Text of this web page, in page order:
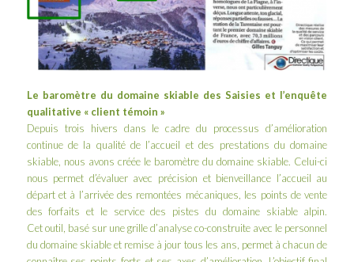
Le baromètre du domaine skiable des Saisies et l’enquête
qualitative « client témoin »
Depuis trois hivers dans le cadre du processus d’amélioration
continue de la qualité de l’accueil et des prestations du domaine
skiable, nous avons créée le baromètre du domaine skiable. Celui-ci
nous permet d’évaluer avec précision et bienveillance l’accueil au
départ et à l’arrivée des remontées mécaniques, les points de vente
des forfaits et le service des pistes du domaine skiable alpin.
Cet outil, basé sur une grille d’analyse co-construite avec le personnel
du domaine skiable et remise à jour tous les ans, permet à chacun de